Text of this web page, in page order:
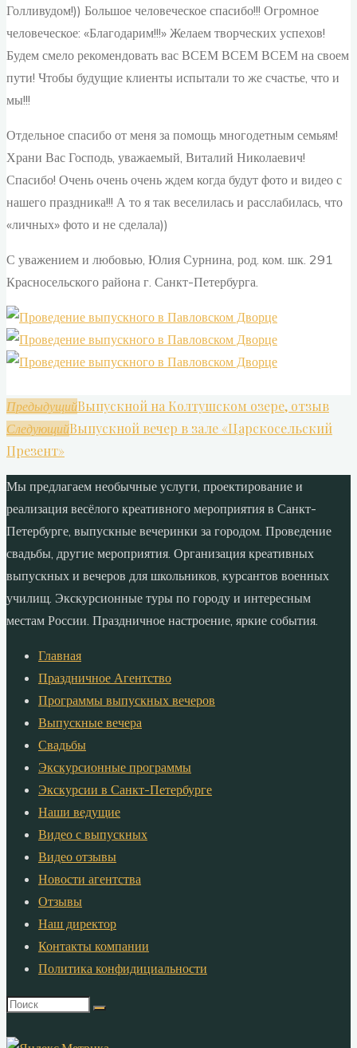
Голливудом!)) Большое человеческое спасибо!!! Огромное
человеческое: «Благодарим!!!» Желаем творческих успехов!
Будем смело рекомендовать вас ВСЕМ ВСЕМ ВСЕМ на своем
пути! Чтобы будущие клиенты испытали то же счастье, что и
мы!!!
Отдельное спасибо от меня за помощь многодетным семьям!
Храни Вас Господь, уважаемый, Виталий Николаевич!
Спасибо! Очень очень очень ждем когда будут фото и видео с
нашего праздника!!! А то я так веселилась и расслабилась, что
«личных» фото и не сделала))
С уважением и любовью, Юлия Сурнина, род. ком. шк. 291
Красносельского района г. Санкт-Петербурга.
ПредыдущийВыпускной на Колтушском озере, отзыв
СледующийВыпускной вечер в зале «Царскосельский
Презент»
Мы предлагаем необычные услуги, проектирование и
реализация весёлого креативного мероприятия в Санкт-
Петербурге, выпускные вечеринки за городом. Проведение
свадьбы, другие мероприятия. Организация креативных
выпускных и вечеров для школьников, курсантов военных
училищ. Экскурсионные туры по городу и интересным
местам России. Праздничное настроение, яркие события.
Главная
Праздничное Агентство
Программы выпускных вечеров
Выпускные вечера
Свадьбы
Экскурсионные программы
Экскурсии в Санкт-Петербурге
Наши ведущие
Видео с выпускных
Видео отзывы
Новости агентства
Отзывы
Наш директор
Контакты компании
Политика конфидициальности
Что